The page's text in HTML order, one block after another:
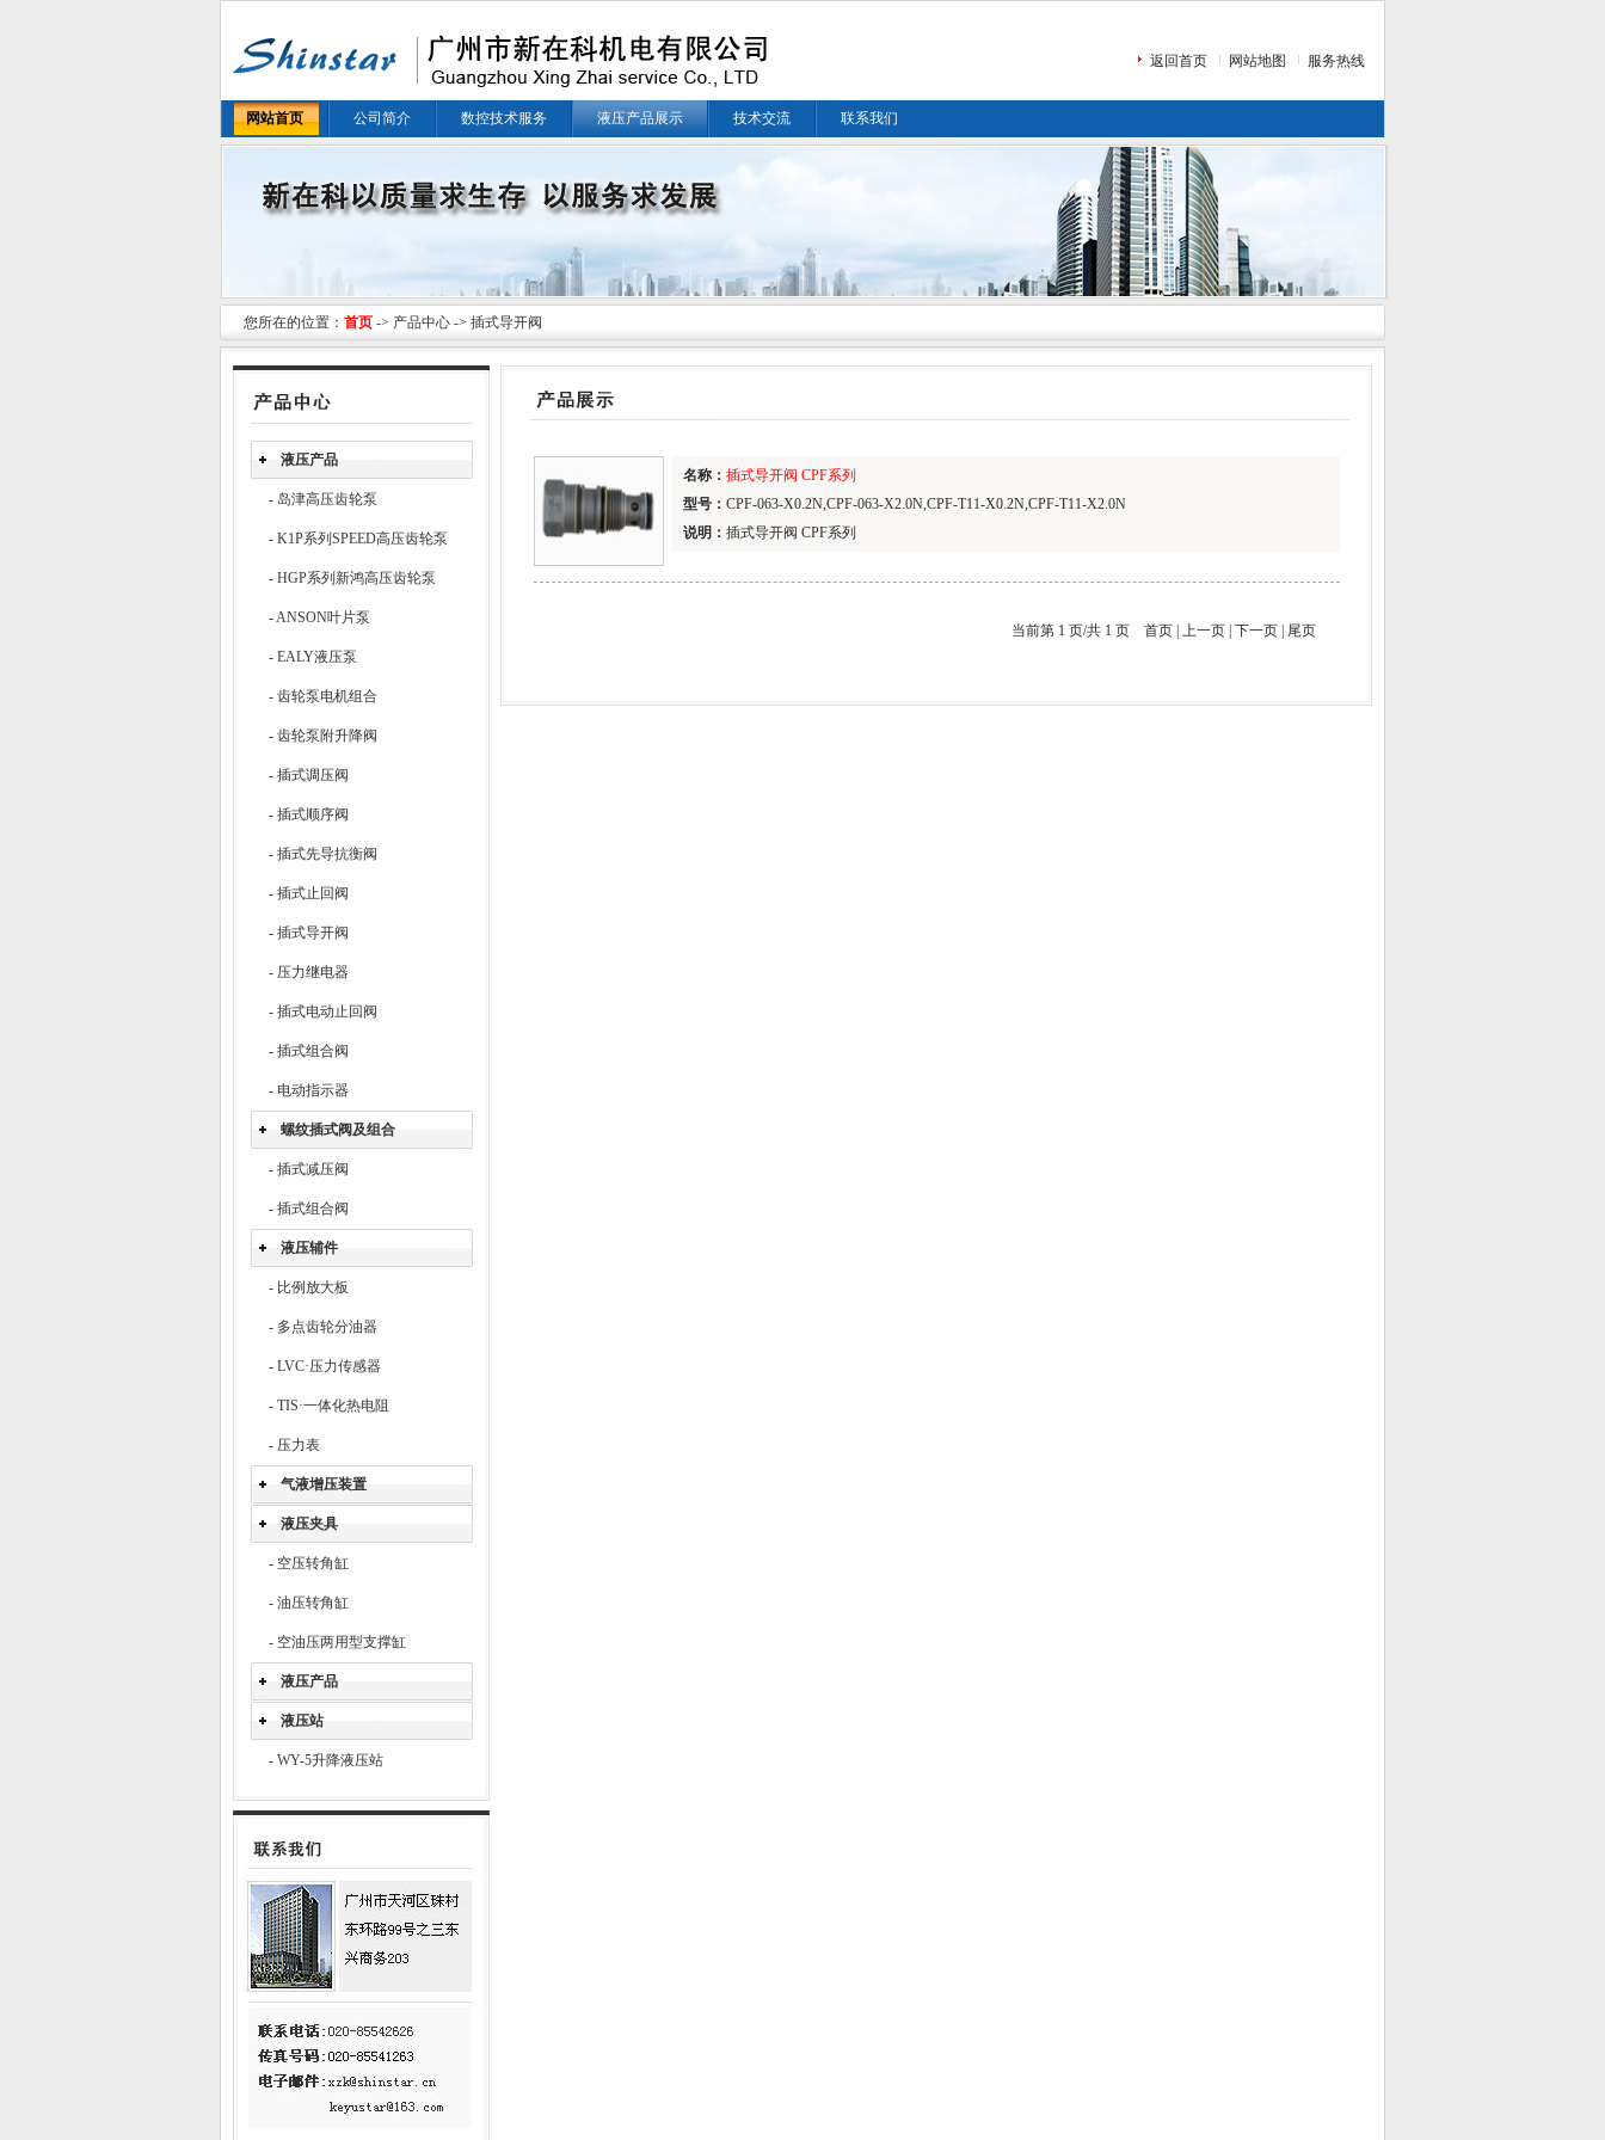
返回首页 网站地图 服务热线
网站首页 公司简介 数控技术服务 液压产品展示 技术交流 联系我们
您所在的位置： 首页 -> 产品中心 -> 插式导开阀
液压产品
- 岛津高压齿轮泵
- K1P系列SPEED高压齿轮泵
- HGP系列新鸿高压齿轮泵
-ANSON叶片泵
- EALY液压泵
- 齿轮泵电机组合
- 齿轮泵附升降阀
- 插式调压阀
- 插式顺序阀
- 插式先导抗衡阀
- 插式止回阀
- 插式导开阀
- 压力继电器
- 插式电动止回阀
- 插式组合阀
- 电动指示器
螺纹插式阀及组合
- 插式减压阀
- 插式组合阀
液压辅件
- 比例放大板
- 多点齿轮分油器
- LVC·压力传感器
- TIS·一体化热电阻
- 压力表
气液增压装置
液压夹具
- 空压转角缸
- 油压转角缸
- 空油压两用型支撑缸
液压产品
液压站
- WY-5升降液压站
名称： 插式导开阀 CPF系列
型号： CPF-063-X0.2N,CPF-063-X2.0N,CPF-T11-X0.2N,CPF-T11-X2.0N
说明： 插式导开阀 CPF系列
当前第 1 页/共 1 页 首页| 上一页| 下一页| 尾页